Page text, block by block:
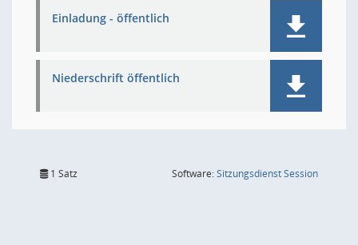
Einladung - öffentlich
Niederschrift öffentlich
1 Satz Software:SitzungsdienstSession(Wird in